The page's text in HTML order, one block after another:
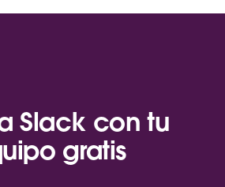
Slack con tu
gratis